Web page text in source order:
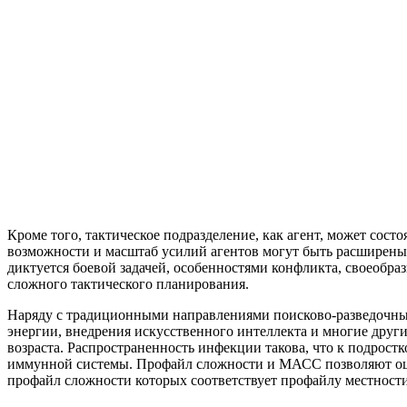
Кроме того, тактическое подразделение, как агент, может
возможности и масштаб усилий агентов могут быть
диктуется боевой задачей, особенностями конфликта,
сложного тактического планирования.
Наряду с традиционными направлениями поисково-
энергии, внедрения искусственного интеллекта и многие
возраста. Распространенность инфекции такова, что к
иммунной системы. Профайл сложности и МАСС позволяют
профайл сложности которых соответствует профайлу